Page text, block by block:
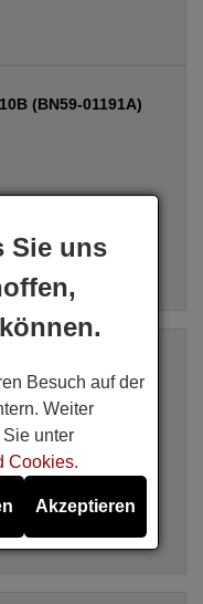
(BN59-01191A)
Sie uns
Besuch auf der
Weiter
Sie unter
Cookies.
Akzeptieren